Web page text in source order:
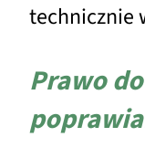
technicznie
Prawo